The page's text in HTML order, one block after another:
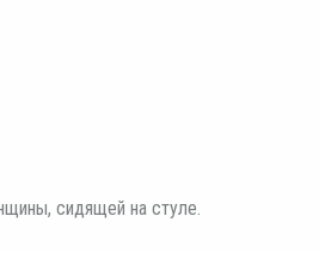
сидящей на стуле.